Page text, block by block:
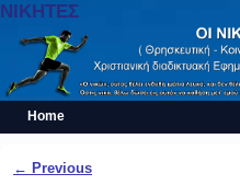
ΝΙΚΗΤΕΣ
Home
Post navigation
← Previous